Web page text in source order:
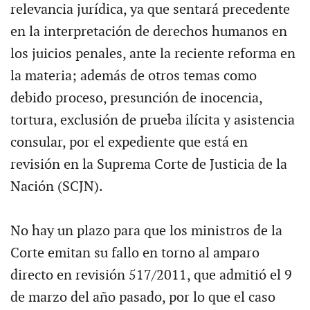
relevancia jurídica, ya que sentará precedente
en la interpretación de derechos humanos en
los juicios penales, ante la reciente reforma en
la materia; además de otros temas como
debido proceso, presunción de inocencia,
tortura, exclusión de prueba ilícita y asistencia
consular, por el expediente que está en
revisión en la Suprema Corte de Justicia de la
Nación (SCJN).
No hay un plazo para que los ministros de la
Corte emitan su fallo en torno al amparo
directo en revisión 517/2011, que admitió el 9
de marzo del año pasado, por lo que el caso